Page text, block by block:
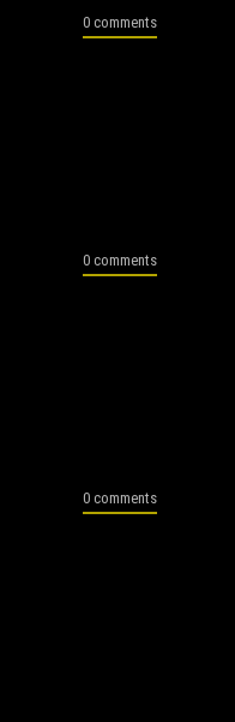
0 comments
0 comments
0 comments